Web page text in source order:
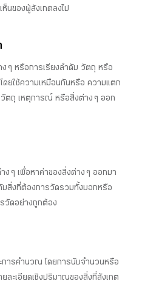
ห็นของผู้สังเกตลงไป
ๆ หรือการเรียงลำดับ วัตถุ หรือ
ยใช้ความเหมือนกันหรือ ความแตก
ตถุ เหตุการณ์ หรือสิ่งต่าง ๆ ออก
ง ๆ เพื่อหาค่าของสิ่งต่าง ๆ ออกมา
บสิ่งที่ต้องการวัดรวมทั้งบอกหรือ
วัดอย่างถูกต้อง
การคำนวณ โดยการนับจำนวนหรือ
ะเอียดเชิงปริมาณของสิ่งที่สังเกต